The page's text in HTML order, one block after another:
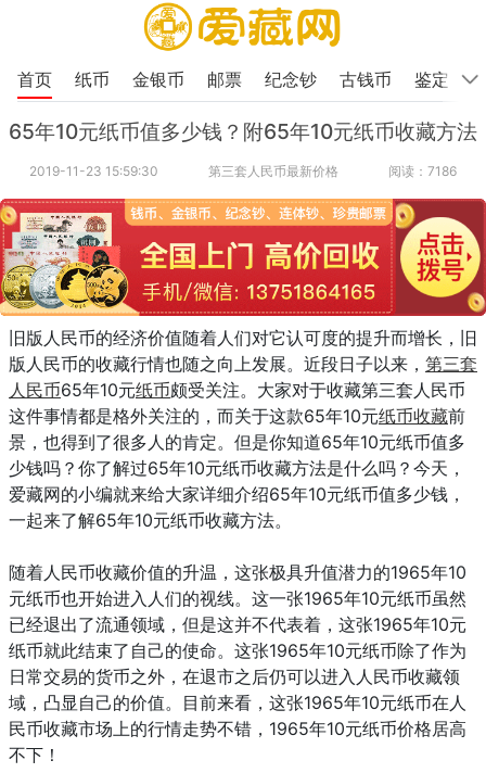
首页 纸币 金银币 邮票 纪念钞 古钱币 鉴定
65年10元纸币值多少钱？附65年10元纸币收藏方法
2019-11-23 15:59:30 第三套人民币最新价格 阅读：7186
旧版人民币的经济价值随着人们对它认可度的提升而增长，旧
版人民币的收藏行情也随之向上发展。近段日子以来， 第三套
人民币65年10元纸币颇受关注。大家对于收藏第三套人民币
这件事情都是格外关注的，而关于这款65年10元纸币收藏前
景，也得到了很多人的肯定。但是你知道65年10元纸币值多
少钱吗？你了解过65年10元纸币收藏方法是什么吗？今天，
爱藏网的小编就来给大家详细介绍65年10元纸币值多少钱，
一起来了解65年10元纸币收藏方法。
随着人民币收藏价值的升温，这张极具升值潜力的1965年10
元纸币也开始进入人们的视线。这一张1965年10元纸币虽然
已经退出了流通领域，但是这并不代表着，这张1965年10元
纸币就此结束了自己的使命。这张1965年10元纸币除了作为
日常交易的货币之外，在退市之后仍可以进入人民币收藏领
域，凸显自己的价值。目前来看，这张1965年10元纸币在人
民币收藏市场上的行情走势不错，1965年10元纸币价格居高
不下！